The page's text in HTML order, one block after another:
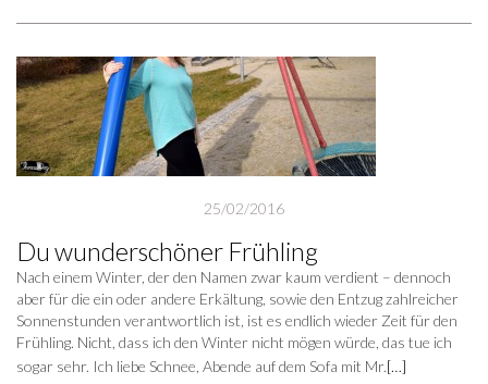
25/02/2016
Du wunderschöner Frühling
Nach einem Winter, der den Namen zwar kaum verdient – dennoch
aber für die ein oder andere Erkältung, sowie den Entzug zahlreicher
Sonnenstunden verantwortlich ist, ist es endlich wieder Zeit für den
Frühling. Nicht, dass ich den Winter nicht mögen würde, das tue ich
sogar sehr. Ich liebe Schnee, Abende auf dem Sofa mit Mr.[…]